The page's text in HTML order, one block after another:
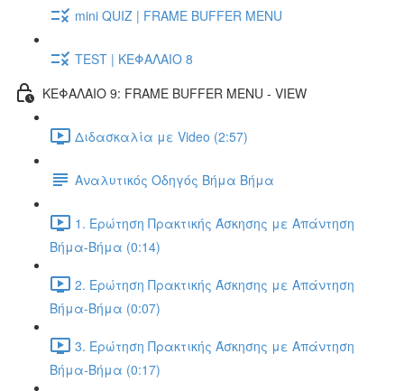
mini QUIZ | FRAME BUFFER MENU
TEST | ΚΕΦΑΛΑΙΟ 8
ΚΕΦΑΛΑΙΟ 9: FRAME BUFFER MENU - VIEW
Διδασκαλία με Video (2:57)
Αναλυτικός Οδηγός Βήμα Βήμα
1. Ερώτηση Πρακτικής Άσκησης με Απάντηση
Βήμα-Βήμα (0:14)
2. Ερώτηση Πρακτικής Άσκησης με Απάντηση
Βήμα-Βήμα (0:07)
3. Ερώτηση Πρακτικής Άσκησης με Απάντηση
Βήμα-Βήμα (0:17)